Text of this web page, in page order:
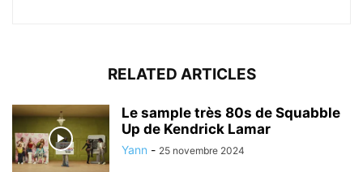
RELATED ARTICLES
Le sample très 80s de Squabble
Up de Kendrick Lamar
Yann - 25 novembre 2024